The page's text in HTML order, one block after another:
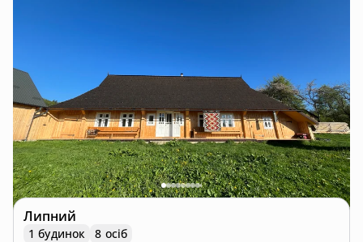
Липний
1 будинок
8 осіб